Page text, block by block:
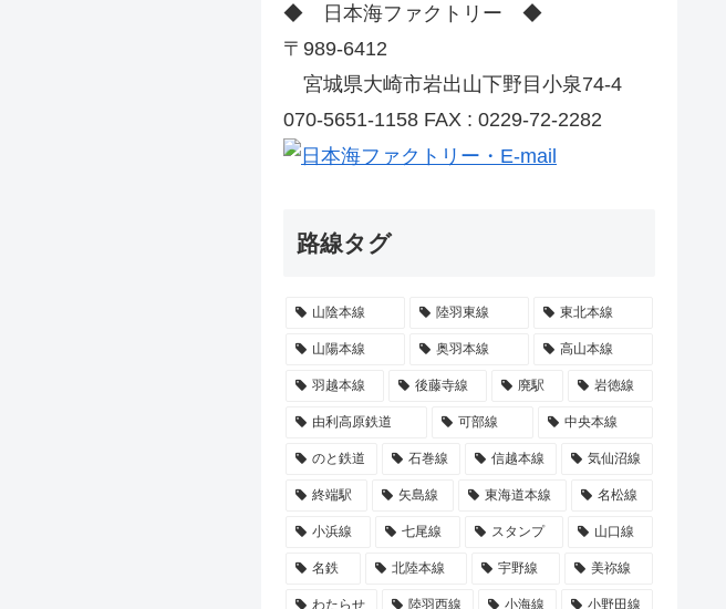
◆ 日本海ファクトリー ◆
〒989-6412
宮城県大崎市岩出山下野目小泉74-4
070-5651-1158 FAX : 0229-72-2282
路線タグ
山陰本線 陸羽東線 東北本線
山陽本線 奥羽本線 高山本線
羽越本線 後藤寺線 廃駅 岩徳線
由利高原鉄道 可部線 中央本線
のと鉄道 石巻線 信越本線 気仙沼線
終端駅 矢島線 東海道本線 名松線
小浜線 七尾線 スタンプ 山口線
名鉄 北陸本線 宇野線 美祢線
わたらせ 陸羽西線 小海線 小野田線